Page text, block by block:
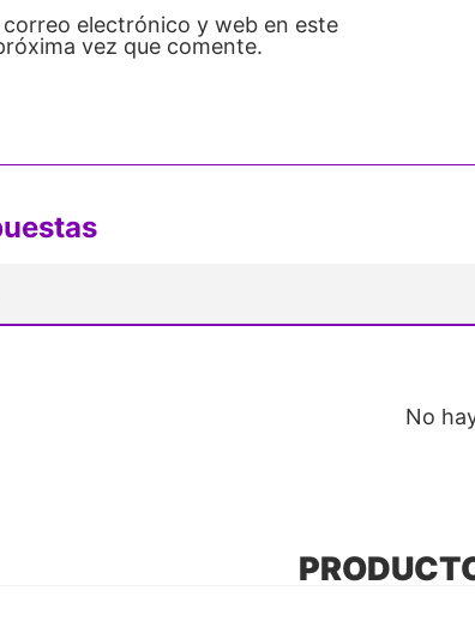
electrónico y web en este
vez que comente.
No